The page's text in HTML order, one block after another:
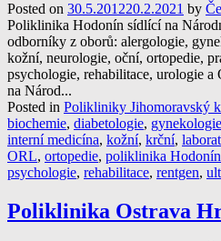
Posted on 30.5.201220.2.2021 by
Poliklinika Hodonín sídlící na
odborníky z oborů: alergologie,
kožní, neurologie, oční, ortopedie,
psychologie, rehabilitace, urologie
na Národ...
Posted in Polikliniky Jihomoravský
biochemie, diabetologie, gynekologie
interní medicína, kožní, krční,
ORL, ortopedie, poliklinika Hodonín
psychologie, rehabilitace, rentgen,
Poliklinika Ostrava